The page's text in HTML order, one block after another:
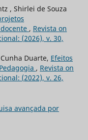
, Shirlei de Souza
, Revista on
(2026), v. 30,
Duarte, Efeitos
, Revista on
(2022), v. 26,
avançada por